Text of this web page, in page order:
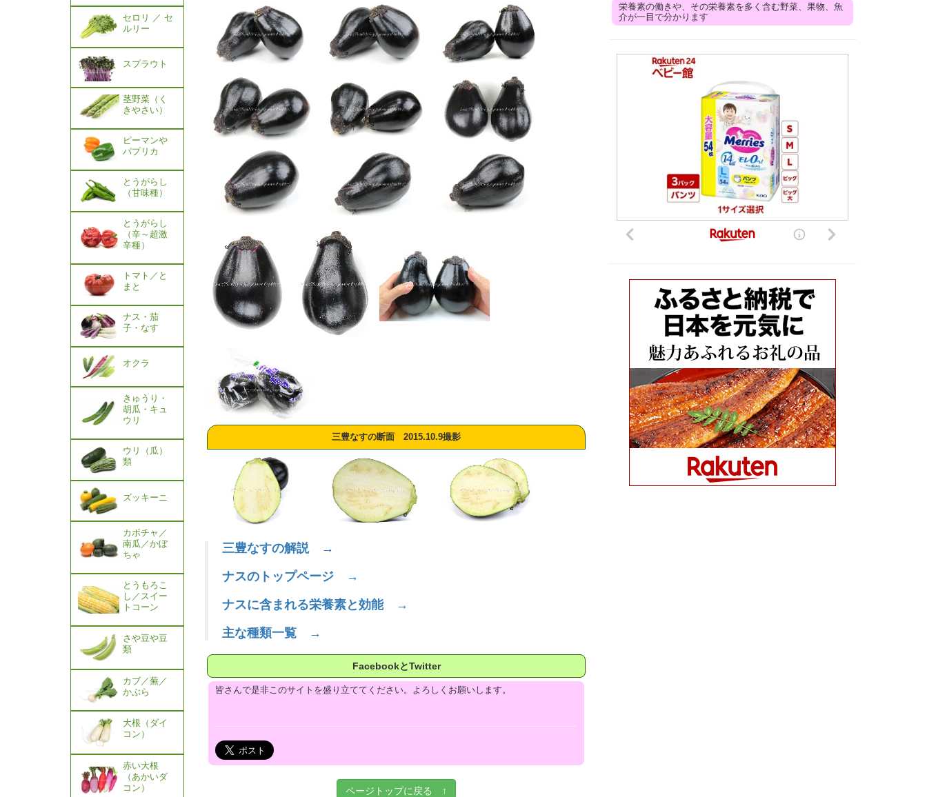
三豊なすの断面 2015.10.9撮影
三豊なすの解説 →
ナスのトップページ →
ナスに含まれる栄養素と効能 →
主な種類一覧 →
FacebookとTwitter
皆さんで是非このサイトを盛り立ててください。よろしくお願いします。
ページトップに戻る ↑
セロリ ／ セ
ルリー
スプラウト
茎野菜（く
きやさい）
ピーマンや
パプリカ
とうがらし
（甘味種）
とうがらし
（辛～超激
辛種）
トマト／と
まと
ナス・茄
子・なす
オクラ
きゅうり・
胡瓜・キュ
ウリ
ウリ（瓜）
類
ズッキーニ
カボチャ／
南瓜／かぼ
ちゃ
とうもろこ
し／スイー
トコーン
さや豆や豆
類
カブ／蕪／
かぶら
大根（ダイ
コン）
赤い大根
（あかいダ
コン）
栄養素の働きや、その栄養素を多く含む野菜、果物、魚
介が一目で分かります